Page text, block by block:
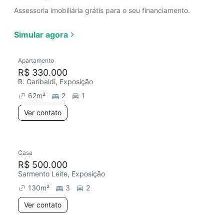
Assessoria imobiliária grátis para o seu financiamento.
Simular agora
Apartamento
R$ 330.000
R. Garibaldi, Exposição
62m² 2
1
Ver contato
Casa
R$ 500.000
Sarmento Leite, Exposição
130m² 3
2
Ver contato